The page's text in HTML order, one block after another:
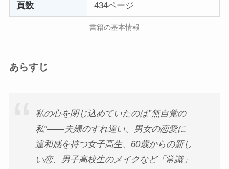
頁数 434ページ
書籍の基本情報
あらすじ
私の心を閉じ込めていたのは”無自覚の
私”――夫婦のすれ違い、男女の恋愛に
違和感を持つ女子高生、60歳からの新し
い恋、男子高校生のメイクなど「常識」